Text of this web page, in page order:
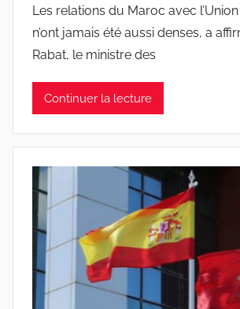
Les relations du Maroc avec
n’ont jamais été aussi denses, a
Rabat, le ministre des
Continuer la lecture